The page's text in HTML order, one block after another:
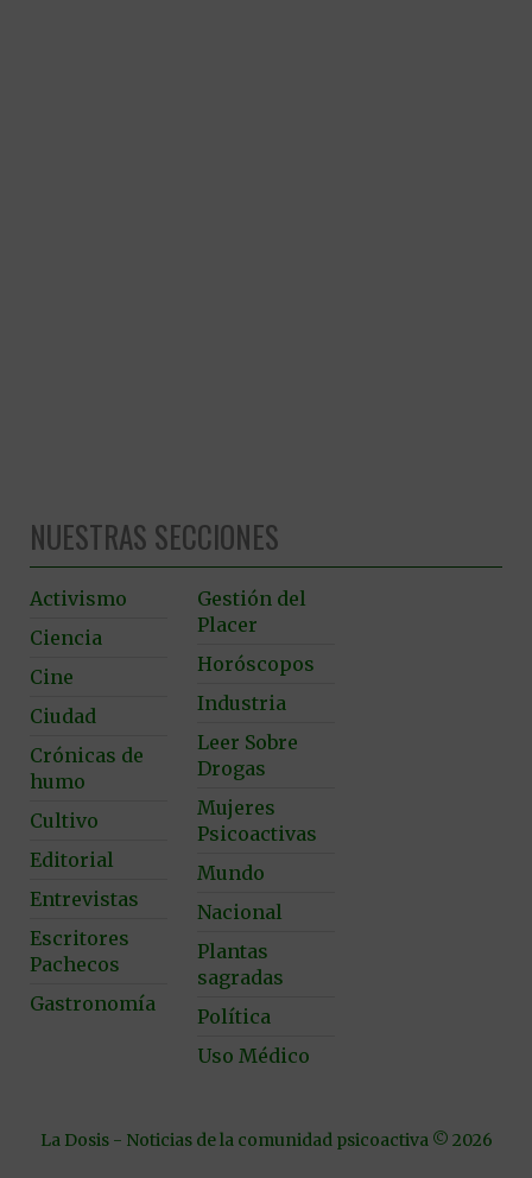
NUESTRAS SECCIONES
Activismo
Ciencia
Cine
Ciudad
Crónicas de
humo
Cultivo
Editorial
Entrevistas
Escritores
Pachecos
Gastronomía
Gestión del
Placer
Horóscopos
Industria
Leer Sobre
Drogas
Mujeres
Psicoactivas
Mundo
Nacional
Plantas
sagradas
Política
Uso Médico
La Dosis - Noticias de la comunidad psicoactiva © 2026